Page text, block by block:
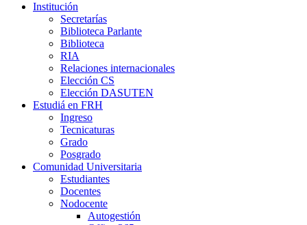
Institución
Secretarías
Biblioteca Parlante
Biblioteca
RIA
Relaciones internacionales
Elección CS
Elección DASUTEN
Estudiá en FRH
Ingreso
Tecnicaturas
Grado
Posgrado
Comunidad Universitaria
Estudiantes
Docentes
Nodocente
Autogestión